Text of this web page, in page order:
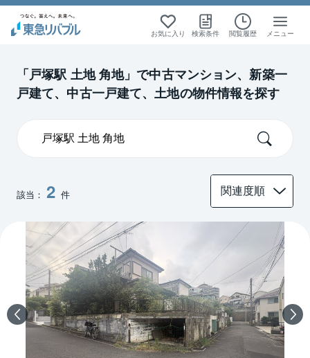
お気に入り 検索条件 閲覧履歴 メニュー
「戸塚駅 土地 角地」で中古マンション、新築一
戸建て、中古一戸建て、土地の物件情報を探す
該当： 2 件
絞り込み検索
神奈川
絞り込み検索
土地
絞り込み検索
神奈川
絞り込み検索
土地